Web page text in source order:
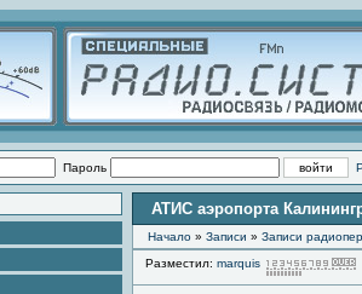
Пароль
АТИС аэропорта
Начало » Записи » Записи
Разместил: marquis